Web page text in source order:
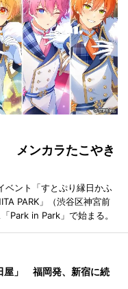
メンカラたこやき
ベント「すとぷり縁日かふ
PARK」（渋谷区神宮前
Park in Park」で始まる。
屋」 福岡発、新宿に続